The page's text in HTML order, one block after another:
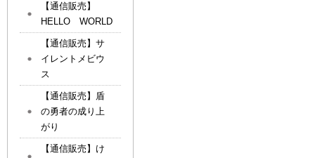
【通信販売】
HELLO WORLD
【通信販売】サ
イレントメビウ
ス
【通信販売】盾
の勇者の成り上
がり
【通信販売】け